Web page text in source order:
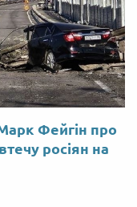
Фейгін про
росіян на